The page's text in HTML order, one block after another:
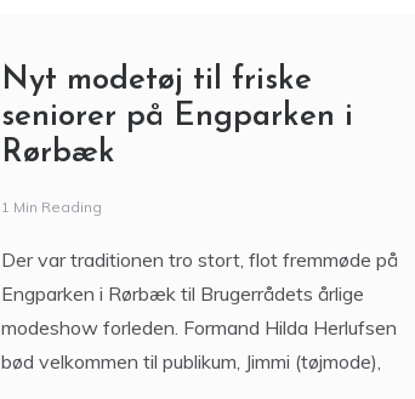
Nyt modetøj til friske
seniorer på Engparken i
Rørbæk
1 Min Reading
Der var traditionen tro stort, flot fremmøde på
Engparken i Rørbæk til Brugerrådets årlige
modeshow forleden. Formand Hilda Herlufsen
bød velkommen til publikum, Jimmi (tøjmode),